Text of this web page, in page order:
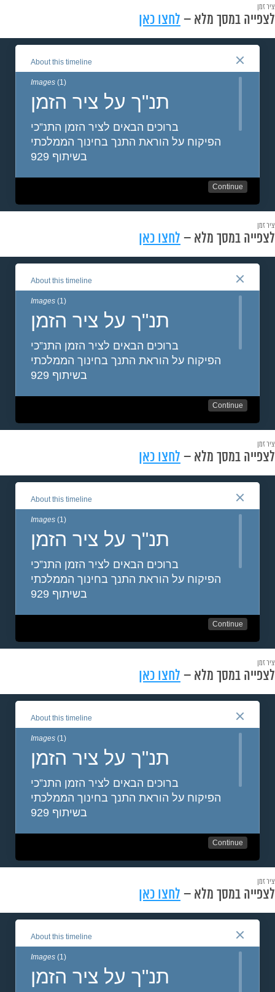
ציר זמן
לצפייה במסך מלא – לחצו כאן
ציר זמן
לצפייה במסך מלא – לחצו כאן
ציר זמן
לצפייה במסך מלא – לחצו כאן
ציר זמן
לצפייה במסך מלא – לחצו כאן
ציר זמן
לצפייה במסך מלא – לחצו כאן